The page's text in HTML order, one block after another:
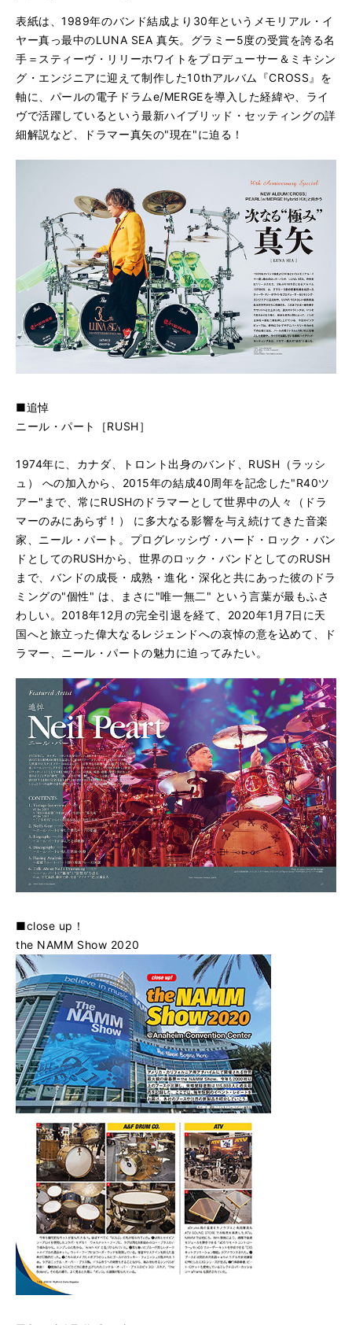
表紙は、1989年のバンド結成より30年というメモリアル・イ
ヤー真っ最中のLUNA SEA 真矢。グラミー5度の受賞を誇る名
手＝スティーヴ・リリーホワイトをプロデューサー＆ミキシン
グ・エンジニアに迎えて制作した10thアルバム『CROSS』を
軸に、パールの電子ドラムe/MERGEを導入した経緯や、ライ
ヴで活躍しているという最新ハイブリッド・セッティングの詳
細解説など、ドラマー真矢の"現在"に迫る！
■追悼
ニール・パート［RUSH］
1974年に、カナダ、トロント出身のバンド、RUSH（ラッシ
ュ） への加入から、2015年の結成40周年を記念した"R40ツ
アー"まで、常にRUSHのドラマーとして世界中の人々（ドラ
マーのみにあらず！） に多大なる影響を与え続けてきた音楽
家、ニール・パート。プログレッシヴ・ハード・ロック・バン
ドとしてのRUSHから、世界のロック・バンドとしてのRUSH
まで、バンドの成長・成熟・進化・深化と共にあった彼のドラ
ミングの"個性" は、まさに"唯一無二" という言葉が最もふさ
わしい。2018年12月の完全引退を経て、2020年1月7日に天
国へと旅立った偉大なるレジェンドへの哀悼の意を込めて、ド
ラマー、ニール・パートの魅力に迫ってみたい。
■close up！
the NAMM Show 2020